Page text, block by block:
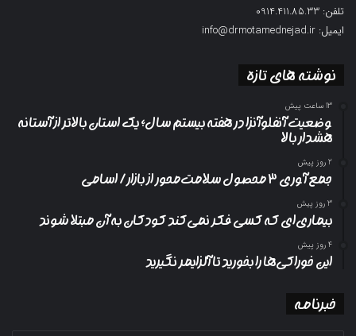
تلفن: 0914.411.85.33
ایمیل: info@drmotamednejad.ir
نوشته های تازه
13 ساعت پیش
وضعیت آنفلوآنزا در هفته بیستم سال؛ یک استان بالاتر از آستانه
هشدار بالا
2 روز پیش
جمع آوری ۳ محصول سلامت‌محور از بازار/ اسامی
3 روز پیش
بیماری‌ای که کسی فکر نمی‌کند کودکان به آن مبتلا شوند
4 روز پیش
این خوراکی‌ها را بخورید تا آلزایمر نگیرید
خبرنامه